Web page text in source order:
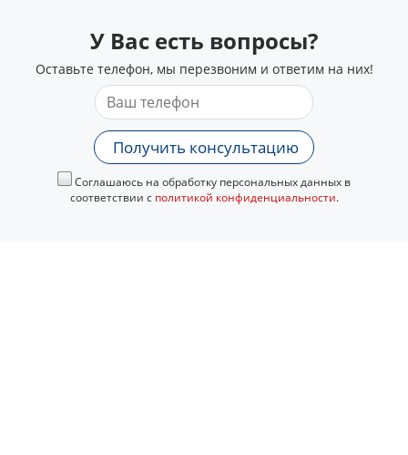
У Вас есть вопросы?
Оставьте телефон, мы перезвоним и ответим на них!
Получить консультацию
Соглашаюсь на обработку персональных данных в
соответствии с политикой конфиденциальности.